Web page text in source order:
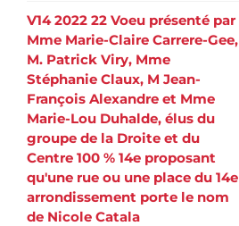
V14 2022 22 Voeu présenté par
Mme Marie-Claire Carrere-Gee,
M. Patrick Viry, Mme
Stéphanie Claux, M Jean-
François Alexandre et Mme
Marie-Lou Duhalde, élus du
groupe de la Droite et du
Centre 100 % 14e proposant
qu'une rue ou une place du 14e
arrondissement porte le nom
de Nicole Catala